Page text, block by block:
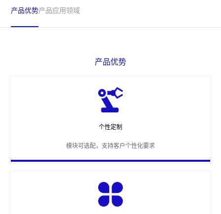
产品优势产品应用领域
产品优势
个性定制
模块可选配，支持客户个性化要求